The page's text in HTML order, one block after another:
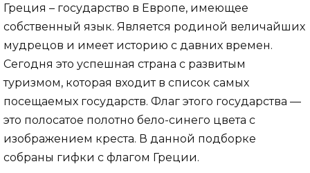
Греция – государство в Европе, имеющее
собственный язык. Является родиной величайших
мудрецов и имеет историю с давних времен.
Сегодня это успешная страна с развитым
туризмом, которая входит в список самых
посещаемых государств. Флаг этого государства —
это полосатое полотно бело-синего цвета с
изображением креста. В данной подборке
собраны гифки с флагом Греции.